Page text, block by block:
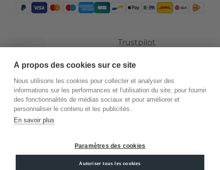
Trustpilot
.DiamondsByMe
Conditions
Confidentialité
Mentions
À propos des cookies sur ce site
Nous utilisons les cookies pour collecter et analyser des
informations sur les performances et l'utilisation du site, pour fournir
des fonctionnalités de médias sociaux et pour améliorer et
personnaliser le contenu et les publicités.
En savoir plus
Paramètres des cookies
Autoriser tous les cookies